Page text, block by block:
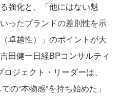
強化と、「他にはない魅
ったブランドの差別性を示
卓越性）」のポイントが大
田健一日経BPコンサルティ
ジェクト・リーダーは、
の“本物感”を持ち始めた」